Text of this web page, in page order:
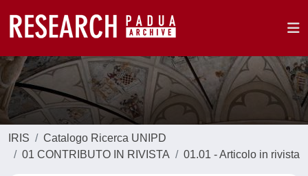
IRIS
Catalogo Ricerca UNIPD
01 CONTRIBUTO IN RIVISTA
01.01 - Articolo in rivista